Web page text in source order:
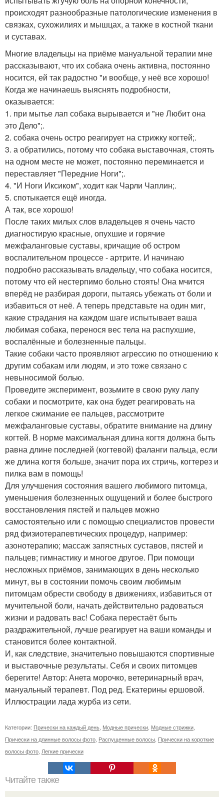
происходят разнообразные патологические изменения в
связках, сухожилиях и мышцах, а также в костной ткани
и суставах.
Многие владельцы на приёме мануальной терапии мне
рассказывают, что их собака очень активна, постоянно
носится, ей так радостно "и вообще, у неё все хорошо!
Когда же начинаешь выяснять подробности,
оказывается:
1. при мытье лап собака вырывается и "не Любит она
это Дело";.
2. собака очень остро реагирует на стрижку когтей;.
3. а обратились, потому что собака выставочная, стоять
на одном месте не может, постоянно переминается и
переставляет "Передние Ноги";.
4. "И Ноги Иксиком", ходит как Чарли Чаплин;.
5. спотыкается ещё иногда.
А так, все хорошо!
После таких милых слов владельцев я очень часто
диагностирую красные, опухшие и горячие
межфаланговые суставы, кричащие об остром
воспалительном процессе - артрите. И начинаю
подробно рассказывать владельцу, что собака носится,
потому что ей нестерпимо больно стоять! Она мчится
вперёд не разбирая дороги, пытаясь убежать от боли и
избавиться от неё. А теперь представьте на один миг,
какие страдания на каждом шаге испытывает ваша
любимая собака, перенося вес тела на распухшие,
воспалённые и болезненные пальцы.
Такие собаки часто проявляют агрессию по отношению к
другим собакам или людям, и это тоже связано с
невыносимой болью.
Проведите эксперимент, возьмите в свою руку лапу
собаки и посмотрите, как она будет реагировать на
легкое сжимание ее пальцев, рассмотрите
межфаланговые суставы, обратите внимание на длину
когтей. В норме максимальная длина когтя должна быть
равна длине последней (когтевой) фаланги пальца, если
же длина когтя больше, значит пора их стричь, когтерез и
пилка вам в помощь!
Для улучшения состояния вашего любимого питомца,
уменьшения болезненных ощущений и более быстрого
восстановления пястей и пальцев можно
самостоятельно или с помощью специалистов провести
ряд физиотерапевтических процедур, например:
азонотерапию; массаж запястных суставов, пястей и
пальцев; гимнастику и многое другое. При помощи
несложных приёмов, занимающих в день несколько
минут, вы в состоянии помочь своим любимым
питомцам обрести свободу в движениях, избавиться от
мучительной боли, начать действительно радоваться
жизни и радовать вас! Собака перестаёт быть
раздражительной, лучше реагирует на ваши команды и
становится более контактной.
И, как следствие, значительно повышаются спортивные
и выставочные результаты. Себя и своих питомцев
берегите! Автор: Анета морочко, ветеринарный врач,
мануальный терапевт. Под ред. Екатерины ершовой.
Иллюстрации лада журба из сети.
Категории: Прически на каждый день, Модные прически, Модные стрижки,
Прически на длинные волосы фото, Распущенные волосы, Прически на короткие
волосы фото, Легкие прически
Читайте также